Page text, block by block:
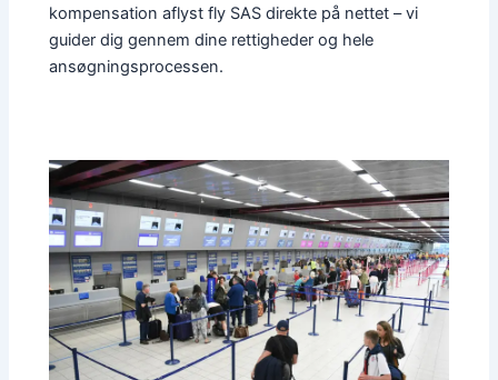
kompensation aflyst fly SAS direkte på nettet – vi
guider dig gennem dine rettigheder og hele
ansøgningsprocessen.